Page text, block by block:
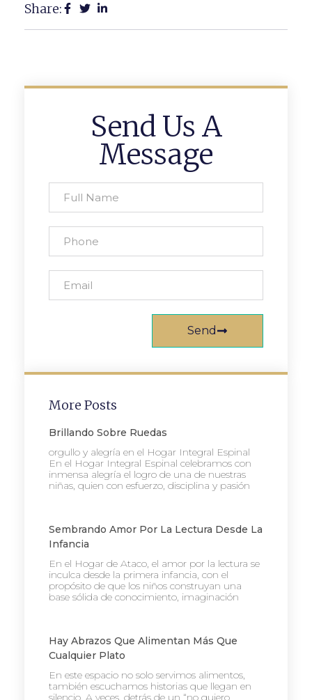
Share:
Send Us A
Message
Send
More Posts
Brillando Sobre Ruedas
orgullo y alegría en el Hogar Integral Espinal
En el Hogar Integral Espinal celebramos con
inmensa alegría el logro de una de nuestras
niñas, quien con esfuerzo, disciplina y pasión
Sembrando Amor Por La Lectura Desde La
Infancia
En el Hogar de Ataco, el amor por la lectura se
inculca desde la primera infancia, con el
propósito de que los niños construyan una
base sólida de conocimiento, imaginación
Hay Abrazos Que Alimentan Más Que
Cualquier Plato
En este espacio no solo servimos alimentos,
también escuchamos historias que llegan en
silencio. A veces, detrás de un “no quiero